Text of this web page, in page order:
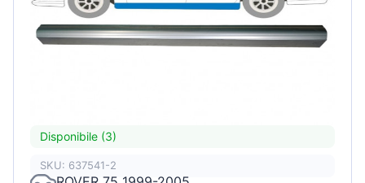
Disponibile (3)
SKU: 637541-2